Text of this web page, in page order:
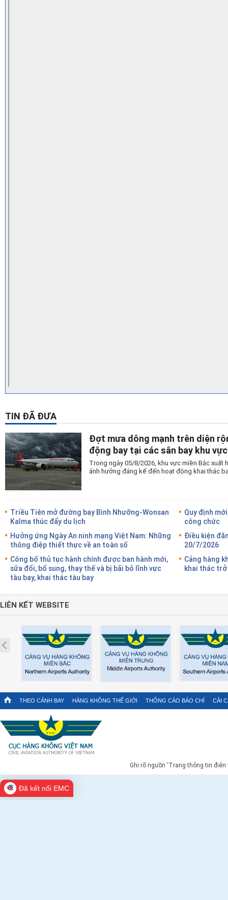
TIN ĐÃ ĐƯA
Đợt mưa dông mạnh trên diện
động bay tại các sân bay khu
Trong ngày 05/8/2026, khu vực miền Bắc
ảnh hưởng đáng kể đến hoạt động khai thác
Triều Tiên mở đường bay Bình Nhưỡng-Wonsan
Kalma thúc đẩy du lịch
Hưởng ứng Ngày An ninh mạng Việt Nam: Những
thông điệp thiết thực về an toàn số
Công bố thủ tục hành chính được ban hành mới,
sửa đổi, bổ sung, thay thế và bị bãi bỏ lĩnh vực
tàu bay, khai thác tàu bay
Quy định
công chức
Điều kiện
20/7/2026
Cảng hàng
khai thác
LIÊN KẾT WEBSITE
Prev
THEO CÁNH BAY HÀNG KHÔNG THẾ GIỚI THÔNG CÁO BÁO CHÍ CẢI
Ghi rõ nguồn 'Trang thông tin
Đã kết nối EMC